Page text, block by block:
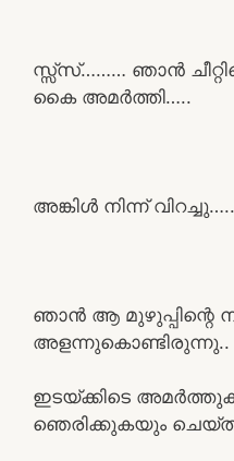
സ്സ്സ്……… ഞാൻ
കൈ അമർത്തി…..
അങ്കിൾ നിന്ന് വിറച്ചു…..
ഞാൻ ആ മുഴുപ്പിന്റെ
അളന്നുകൊണ്ടിരുന്നു..
ഇടയ്ക്കിടെ
ഞെരിക്കുകയും